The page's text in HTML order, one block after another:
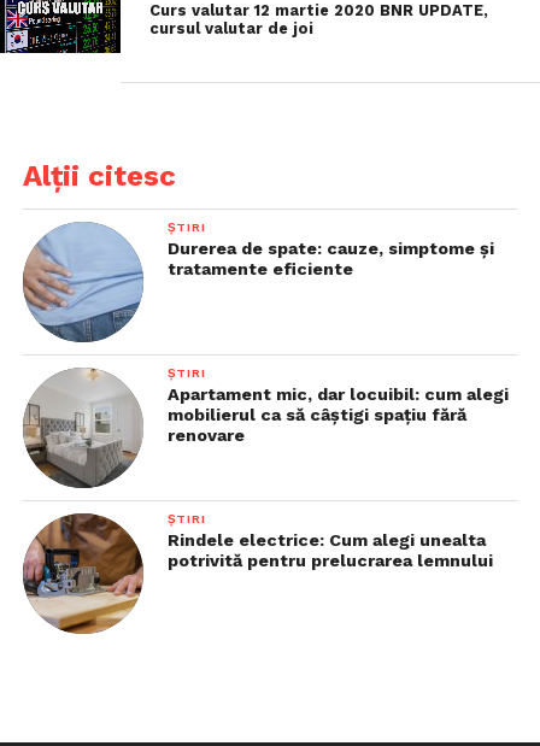
Curs valutar 12 martie 2020 BNR UPDATE,
cursul valutar de joi
Alții citesc
ȘTIRI
Durerea de spate: cauze, simptome și
tratamente eficiente
ȘTIRI
Apartament mic, dar locuibil: cum alegi
mobilierul ca să câștigi spațiu fără
renovare
ȘTIRI
Rindele electrice: Cum alegi unealta
potrivită pentru prelucrarea lemnului